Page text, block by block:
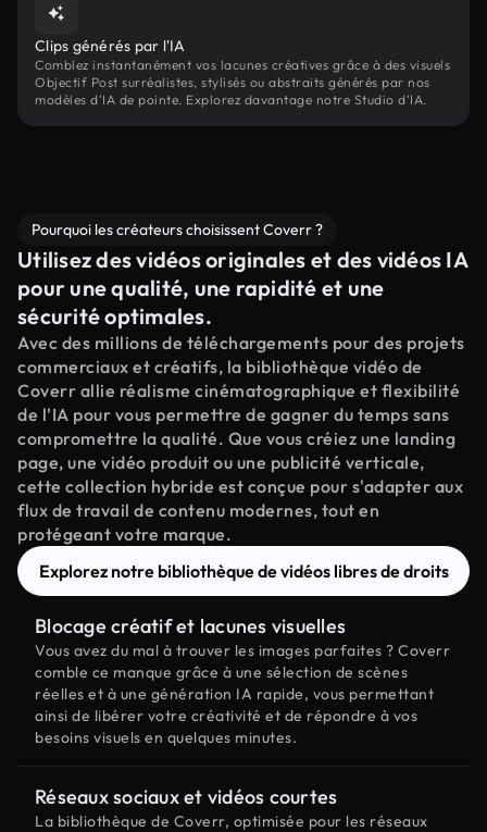
Clips générés par l'IA
Comblez instantanément vos lacunes créatives grâce à des visuels
Objectif Post surréalistes, stylisés ou abstraits générés par nos
modèles d'IA de pointe. Explorez davantage notre Studio d'IA.
Pourquoi les créateurs choisissent Coverr ?
Utilisez des vidéos originales et des vidéos IA
pour une qualité, une rapidité et une
sécurité optimales.
Avec des millions de téléchargements pour des projets
commerciaux et créatifs, la bibliothèque vidéo de
Coverr allie réalisme cinématographique et flexibilité
de l'IA pour vous permettre de gagner du temps sans
compromettre la qualité. Que vous créiez une landing
page, une vidéo produit ou une publicité verticale,
cette collection hybride est conçue pour s'adapter aux
flux de travail de contenu modernes, tout en
protégeant votre marque.
Explorez notre bibliothèque de vidéos libres de droits
Blocage créatif et lacunes visuelles
Vous avez du mal à trouver les images parfaites ? Coverr
comble ce manque grâce à une sélection de scènes
réelles et à une génération IA rapide, vous permettant
ainsi de libérer votre créativité et de répondre à vos
besoins visuels en quelques minutes.
Réseaux sociaux et vidéos courtes
La bibliothèque de Coverr, optimisée pour les réseaux